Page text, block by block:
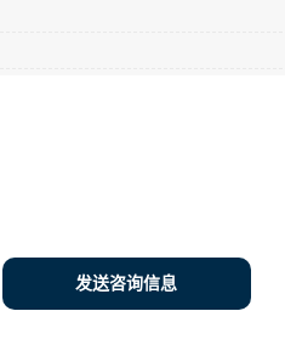
发送咨询信息